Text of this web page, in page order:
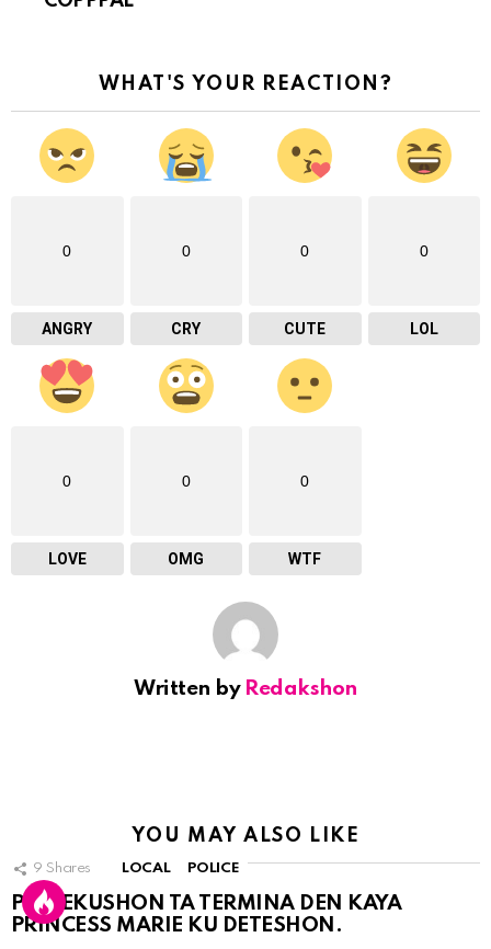
WHAT'S YOUR REACTION?
0
ANGRY
0
CRY
0
CUTE
0
LOL
0
LOVE
0
OMG
0
WTF
Written by Redakshon
YOU MAY ALSO LIKE
9 Shares LOCAL POLICE
PERSEKUSHON TA TERMINA DEN KAYA
PRINCESS MARIE KU DETESHON.